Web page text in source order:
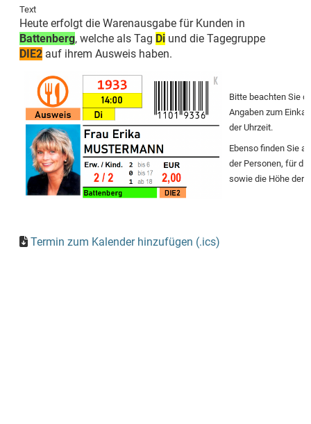
Text
Heute erfolgt die Warenausgabe für Kunden in
Battenberg, welche als Tag Di und die Tagegruppe
DIE2 auf ihrem Ausweis haben.
Bitte beachten Sie
Angaben zum
der Uhrzeit.
Ebenso finden Sie
der Personen, für
sowie die Höhe der
Termin zum Kalender hinzufügen (.ics)